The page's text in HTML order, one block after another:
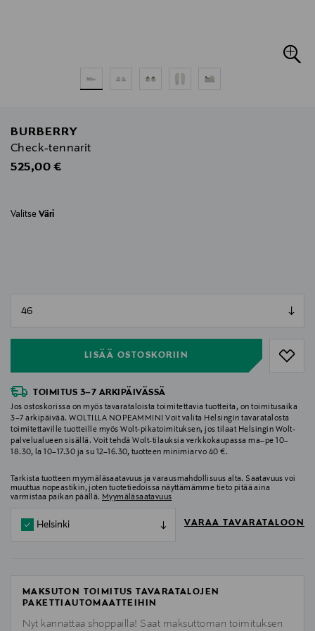
BURBERRY
Check-tennarit
Original Price
525,00 €
Valitse Väri
LISÄÄ OSTOSKORIIN
TOIMITUS 3–7 ARKIPÄIVÄSSÄ
Jos ostoskorissa on myös tavarataloista toimitettavia tuotteita, on toimitusaika
3–7 arkipäivää. WOLTILLA NOPEAMMIN! Voit valita Helsingin tavaratalosta
toimitettaville tuotteille myös Wolt-pikatoimituksen, jos tilaat Helsingin Wolt-
palvelualueen sisällä. Voit tehdä Wolt-tilauksia verkkokaupassa ma–pe 10–
18.30, la 10–17.30 ja su 12–16.30, tuotteen minimiarvo 40 €.
Tarkista tuotteen myymäläsaatavuus ja varausmahdollisuus alta. Saatavuus voi
muuttua nopeastikin, joten tuotetiedoissa näyttämämme tieto pitää aina
varmistaa paikan päällä. Myymäläsaatavuus
Helsinki VARAA TAVARATALOON
MAKSUTON TOIMITUS TAVARATALOJEN
PAKETTIAUTOMAATTEIHIN
Nyt kannattaa shoppailla! Saat maksuttoman toimituksen